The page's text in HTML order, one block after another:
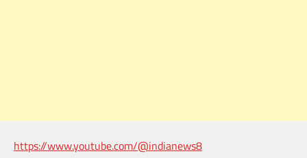
https://www.youtube.com/@indianews8